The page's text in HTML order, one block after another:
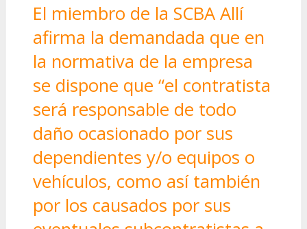
El miembro de la SCBA Allí
afirma la demandada que en
la normativa de la empresa
se dispone que “el contratista
será responsable de todo
daño ocasionado por sus
dependientes y/o equipos o
vehículos, como así también
por los causados por sus